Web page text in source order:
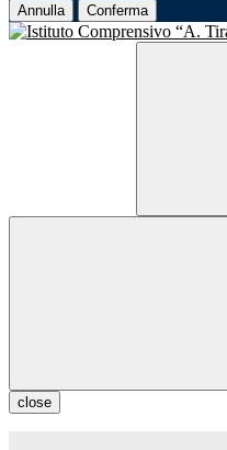
Annulla Conferma
close